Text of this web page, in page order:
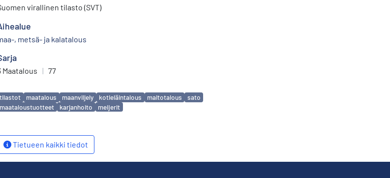
virallinen tilasto (SVT)
, metsä- ja kalatalous
Maatalous | 77
tilastot maatalous maanviljely kotieläintalous maitotalous
sato
maataloustuotteet
karjanhoito meijerit
Tietueen kaikki tiedot